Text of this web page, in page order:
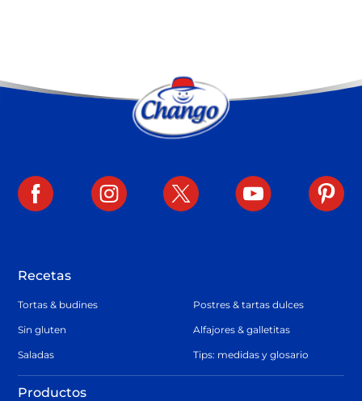
Recetas
Tortas & budines Postres & tartas dulces
Sin gluten Alfajores & galletitas
Saladas Tips: medidas y glosario
Productos